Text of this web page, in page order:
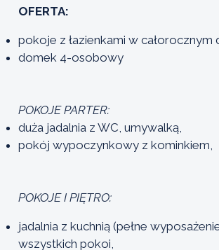
OFERTA:
pokoje z łazienkami w całorocznym
domek 4-osobowy
POKOJE PARTER:
duża jadalnia z WC, umywalką,
pokój wypoczynkowy z kominkiem,
POKOJEI PIĘTRO:
jadalnia z kuchnią (pełne
wszystkich pokoi,